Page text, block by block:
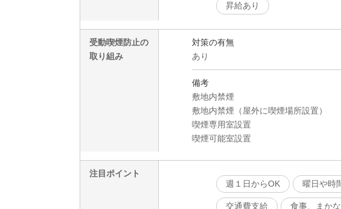
昇給あり
受動喫煙防止の
取り組み
対策の有無
あり
備考
敷地内禁煙
敷地内禁煙（屋外に喫煙場所設置）
喫煙専用室設置
喫煙可能室設置
注目ポイント
週１日からOK
曜日や時
交通費支給 食事、まか